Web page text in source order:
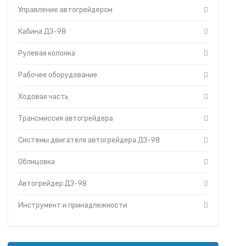
О компании
Доставка
Управление автогрейдером
Управление автогрейдером
Кабина ДЗ-98
Рулевая колонка
Рабочее оборудование
Ходовая часть
Трансмиссия автогрейдера
Системы двигателя автогрейдера ДЗ-98
Облицовка
Автогрейдер ДЗ-98
Инструмент и принадлежности